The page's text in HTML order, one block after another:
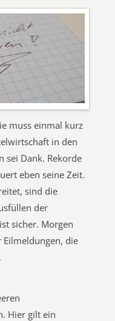
muss einmal kurz
in den
sei Dank. Rekorde
eben seine Zeit.
sind die
der
sicher. Morgen
die
Hier gilt ein